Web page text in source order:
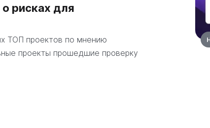
рисках для
ТОП проектов по мнению
проекты прошедшие проверку